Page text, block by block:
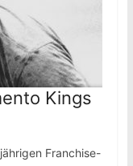
Kings
Franchise-